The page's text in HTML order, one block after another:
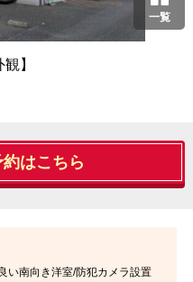
一覧
観】
はこちら
い南向き洋室/防犯カメラ設置